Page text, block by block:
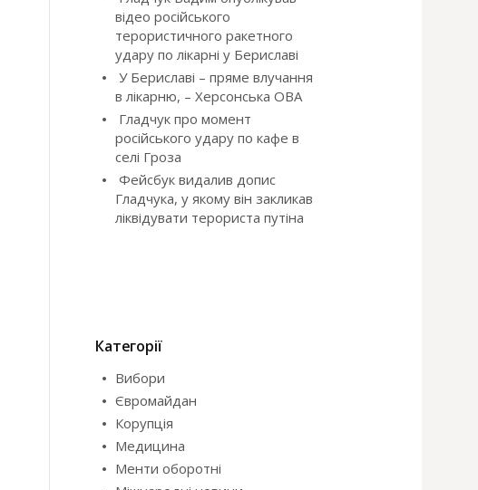
відео російського
терористичного ракетного
удару по лікарні у Бериславі
У Бериславі – пряме влучання
в лікарню, – Херсонська ОВА
Гладчук про момент
російського удару по кафе в
селі Гроза
Фейсбук видалив допис
Гладчука, у якому він закликав
ліквідувати терориста путіна
Категорії
Вибори
Євромайдан
Корупція
Медицина
Менти оборотні